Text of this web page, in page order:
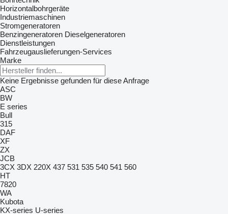
Horizontalbohrgeräte
Industriemaschinen
Stromgeneratoren
Benzingeneratoren Dieselgeneratoren
Dienstleistungen
Fahrzeugauslieferungen-Services
Marke
Keine Ergebnisse gefunden für diese Anfrage
ASC
BW
E series
Bull
315
DAF
XF
ZX
JCB
3CX 3DX 220X 437 531 535 540 541 560
HT
7820
WA
Kubota
KX-series U-series